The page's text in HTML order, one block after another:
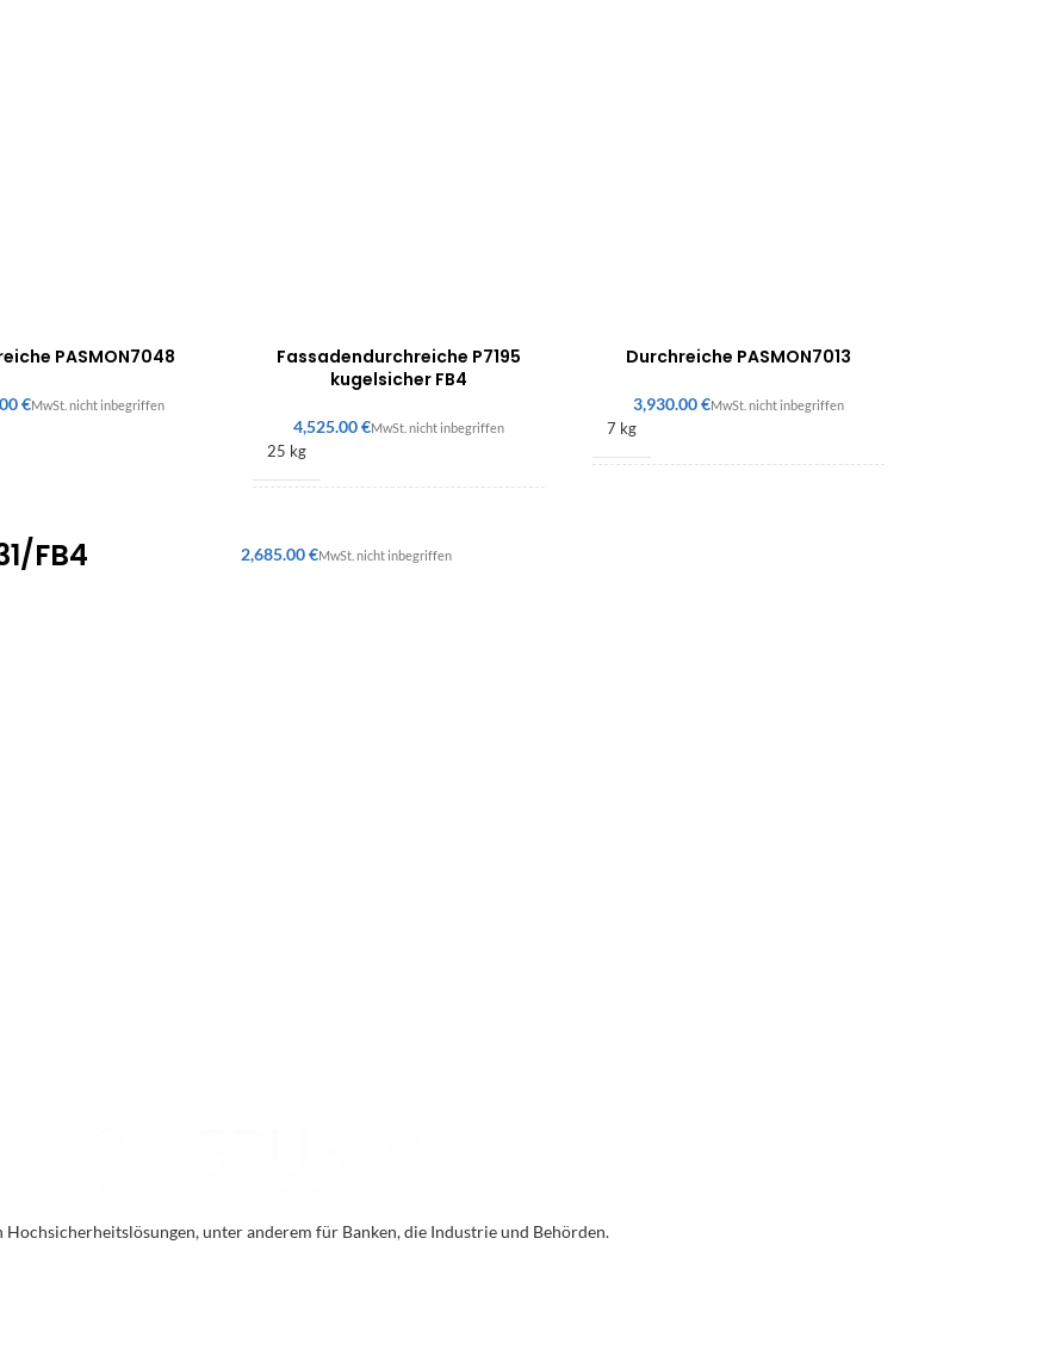
PASMON7048
€
Fassadendurchreiche P7195
kugelsicher FB4
€
25 kg
Durchreiche PASMON7013
€
7 kg
FB4 €
unter anderem für Banken, die Industrie und Behörden.